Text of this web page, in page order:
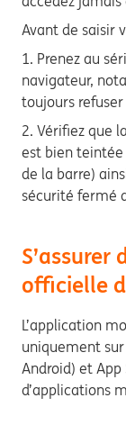
Avant de saisir
1. Prenez au
navigateur,
toujours
2. Vérifiez que
est bien teintée
de la barre)
sécurité fermé
S’assurer
officielle
L’application
uniquement sur
Android) et App
d’applications